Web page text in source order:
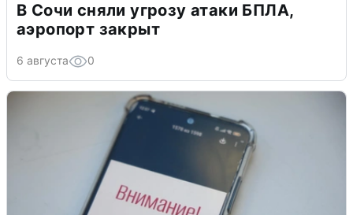
В Сочи сняли угрозу атаки БПЛА,
аэропорт закрыт
6 августа 0